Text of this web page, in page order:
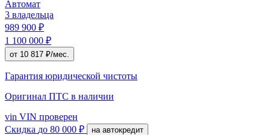
Автомат
3 владельца
989 900 ₽
1 100 000 ₽
от 10 817 ₽/мес.
Гарантия юридической чистоты
Оригинал ПТС в наличии
vin VIN проверен
Скидка до 80 000 ₽ на автокредит